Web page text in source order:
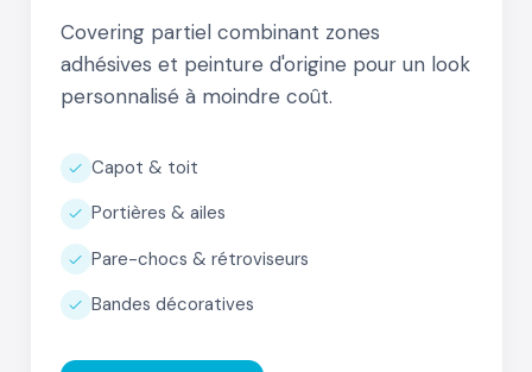
Covering partiel combinant zones
adhésives et peinture d'origine pour un look
personnalisé à moindre coût.
Capot & toit
Portières & ailes
Pare-chocs & rétroviseurs
Bandes décoratives